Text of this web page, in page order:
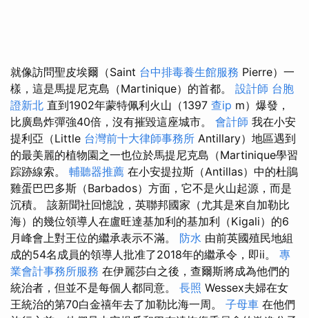
就像訪問聖皮埃爾（Saint 台中排毒養生館服務 Pierre）一
樣，這是馬提尼克島（Martinique）的首都。 設計師 台胞
證新北 直到1902年蒙特佩利火山（1397 查ip m）爆發，
比廣島炸彈強40倍，沒有摧毀這座城市。 會計師 我在小安
提利亞（Little 台灣前十大律師事務所 Antillary）地區遇到
的最美麗的植物園之一也位於馬提尼克島（Martinique學習
踪跡線索。 輔聽器推薦 在小安提拉斯（Antillas）中的杜鵑
雞蛋巴巴多斯（Barbados）方面，它不是火山起源，而是
沉積。 該新聞社回憶說，英聯邦國家（尤其是來自加勒比
海）的幾位領導人在盧旺達基加利的基加利（Kigali）的6
月峰會上對王位的繼承表示不滿。 防水 由前英國殖民地組
成的54名成員的領導人批准了2018年的繼承令，即ii。 專
業會計事務所服務 在伊麗莎白之後，查爾斯將成為他們的
統治者，但並不是每個人都同意。 長照 Wessex夫婦在女
王統治的第70白金禧年去了加勒比海一周。 子母車 在他們